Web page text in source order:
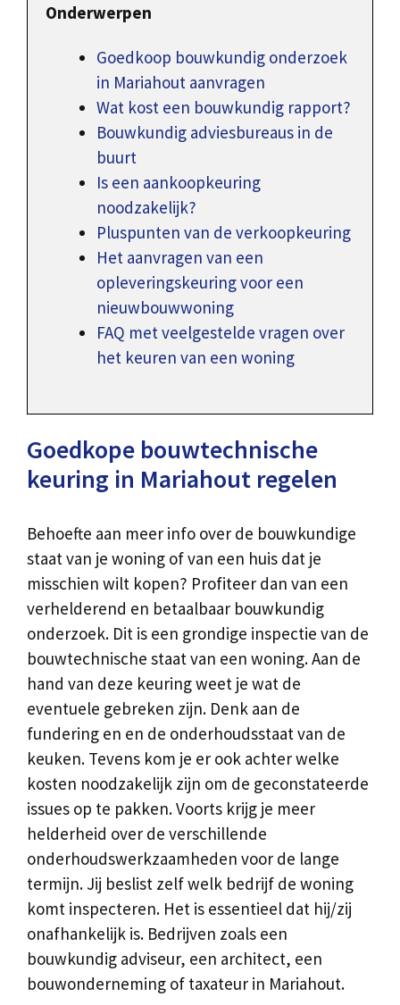
Onderwerpen
Goedkoop bouwkundig onderzoek
in Mariahout aanvragen
Wat kost een bouwkundig rapport?
Bouwkundig adviesbureaus in de
buurt
Is een aankoopkeuring
noodzakelijk?
Pluspunten van de verkoopkeuring
Het aanvragen van een
opleveringskeuring voor een
nieuwbouwwoning
FAQ met veelgestelde vragen over
het keuren van een woning
Goedkope bouwtechnische
keuring in Mariahout regelen
Behoefte aan meer info over de bouwkundige
staat van je woning of van een huis dat je
misschien wilt kopen? Profiteer dan van een
verhelderend en betaalbaar bouwkundig
onderzoek. Dit is een grondige inspectie van de
bouwtechnische staat van een woning. Aan de
hand van deze keuring weet je wat de
eventuele gebreken zijn. Denk aan de
fundering en en de onderhoudsstaat van de
keuken. Tevens kom je er ook achter welke
kosten noodzakelijk zijn om de geconstateerde
issues op te pakken. Voorts krijg je meer
helderheid over de verschillende
onderhoudswerkzaamheden voor de lange
termijn. Jij beslist zelf welk bedrijf de woning
komt inspecteren. Het is essentieel dat hij/zij
onafhankelijk is. Bedrijven zoals een
bouwkundig adviseur, een architect, een
bouwonderneming of taxateur in Mariahout.